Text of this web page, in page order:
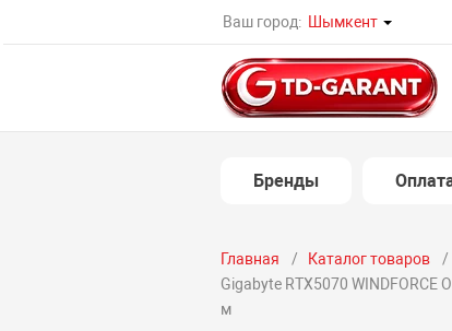
Ваш город: Шымкент
Бренды
Главная Каталог товаров
Gigabyte RTX5070 WINDFORCE
м